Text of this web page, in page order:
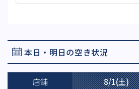
本日・明日の空き状況
店舗 8/1(土)